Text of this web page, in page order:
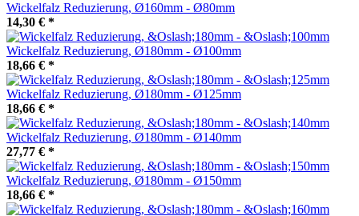
Wickelfalz Reduzierung, Ø160mm - Ø80mm
14,30 € *
Wickelfalz Reduzierung, Ø180mm - Ø100mm
18,66 € *
Wickelfalz Reduzierung, Ø180mm - Ø125mm
18,66 € *
Wickelfalz Reduzierung, Ø180mm - Ø140mm
27,77 € *
Wickelfalz Reduzierung, Ø180mm - Ø150mm
18,66 € *